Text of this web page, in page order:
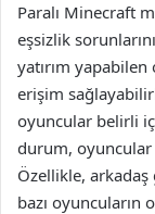
Paralı Minecraft
eşsizlik
yatırım
erişim
oyuncular belirli
durum, oyuncular
Özellikle, arkadaş
bazı oyuncuların